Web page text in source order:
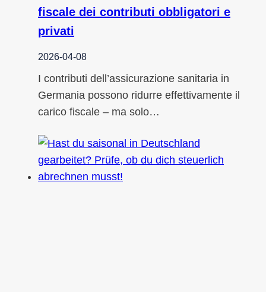
fiscale dei contributi obbligatori e
privati
2026-04-08
I contributi dell’assicurazione sanitaria in
Germania possono ridurre effettivamente il
carico fiscale – ma solo…